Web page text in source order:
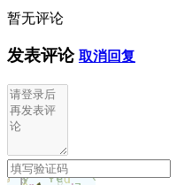
暂无评论
发表评论 取消回复